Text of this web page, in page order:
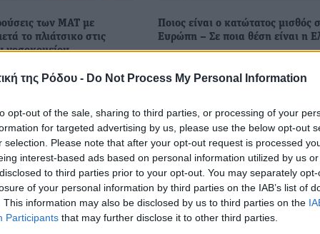
της Ρόδου - Do Not Process My Personal Information
opt-out of the sale, sharing to third parties, or processing of your
for targeted advertising by us, please use the below opt-out
selection. Please note that after your opt-out request is processed
interest-based ads based on personal information utilized by us
to third parties prior to your opt-out. You may separately
of your personal information by third parties on the IAB’s list of
This information may also be disclosed by us to third parties on the
Participants that may further disclose it to other third parties.
των ΜΑΤ με
το πλιάτσικο στις
νοσοκομείου
κατάσταση στο νησί με
στις αποθήκες του
νοσοκομείου Επεισόδια
από λίγη ώρα στον αύλειο
Ποιος είναι ο κατώτατος μισθός
Ευρώπη – Σε ποια θέση είναι η
βορρά με εκείνες του νότου είναι
παίρνουν οι Ευρωπαίοι Λίγες
απομένουν μέχρι να ξεκινήσει
05.02.20, 17:04